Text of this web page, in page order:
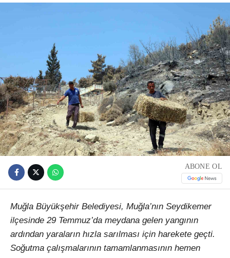
ABONE OL
Muğla Büyükşehir Belediyesi, Muğla’nın Seydikemer
ilçesinde 29 Temmuz’da meydana gelen yangının
ardından yaraların hızla sarılması için harekete geçti.
Soğutma çalışmalarının tamamlanmasının hemen